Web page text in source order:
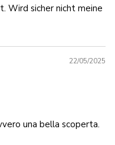
Wird sicher nicht meine
22/05/2025
una bella scoperta.